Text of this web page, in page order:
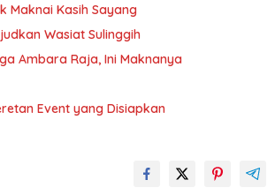
Maknai Kasih Sayang
Wasiat Sulinggih
Ambara Raja, Ini Maknanya
Event yang Disiapkan